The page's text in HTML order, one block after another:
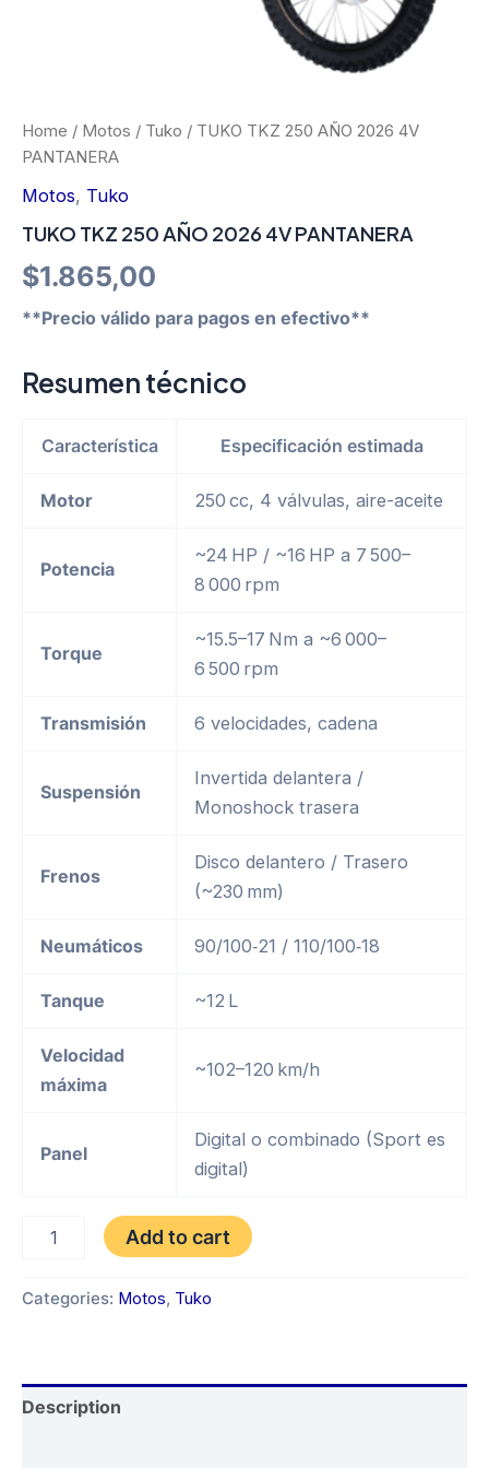
Home / Motos / Tuko / TUKO TKZ 250 AÑO 2026 4V
PANTANERA
Motos, Tuko
TUKO TKZ 250 AÑO 2026 4V PANTANERA
$1.865,00
**Precio válido para pagos en efectivo**
Resumen técnico
Característica Especificación estimada
Motor 250 cc, 4 válvulas, aire-aceite
Potencia
~24 HP / ~16 HP a 7 500–
8 000 rpm
Torque
~15.5–17 Nm a ~6 000–
6 500 rpm
Transmisión 6 velocidades, cadena
Suspensión
Invertida delantera /
Monoshock trasera
Frenos
Disco delantero / Trasero
(~230 mm)
Neumáticos 90/100‑21 / 110/100‑18
Tanque ~12 L
Velocidad
máxima
~102–120 km/h
Panel
Digital o combinado (Sport es
digital)
AÑO
Add to cart
Categories: Motos, Tuko
Description